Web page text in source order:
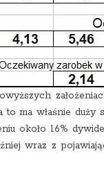
to ma właśnie
około 16%
wraz z